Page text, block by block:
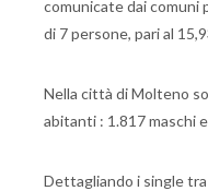
comunicate dai comuni
di 7 persone, pari al
Nella città di Molteno
abitanti : 1.817 maschi
Dettagliando i single